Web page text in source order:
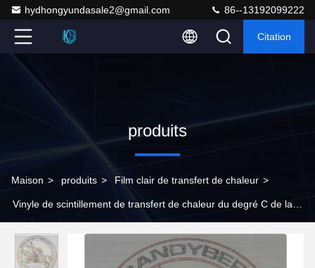
hydhongyundasale2@gmail.com 86--13192099222
Citation
produits
Maison > produits > Film clair de transfert de chaleur >
Vinyle de scintillement de transfert de chaleur du degré C de la